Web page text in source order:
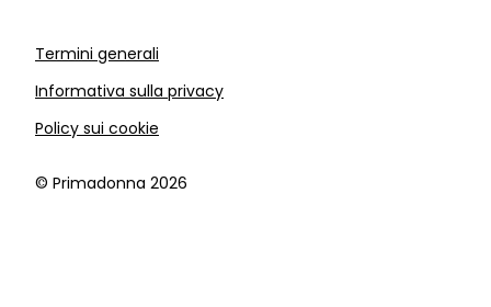
Termini generali
Informativa sulla privacy
Policy sui cookie
©️ Primadonna 2026